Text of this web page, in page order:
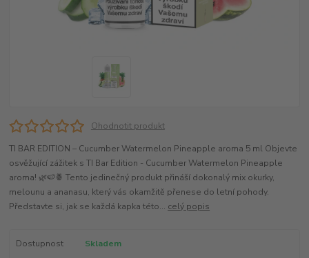
Ohodnotit produkt
TI BAR EDITION – Cucumber Watermelon Pineapple aroma 5 ml Objevte
osvěžující zážitek s TI Bar Edition - Cucumber Watermelon Pineapple
aroma! 🌿🍉🍍 Tento jedinečný produkt přináší dokonalý mix okurky,
melounu a ananasu, který vás okamžitě přenese do letní pohody.
Představte si, jak se každá kapka této... celý popis
Dostupnost Skladem